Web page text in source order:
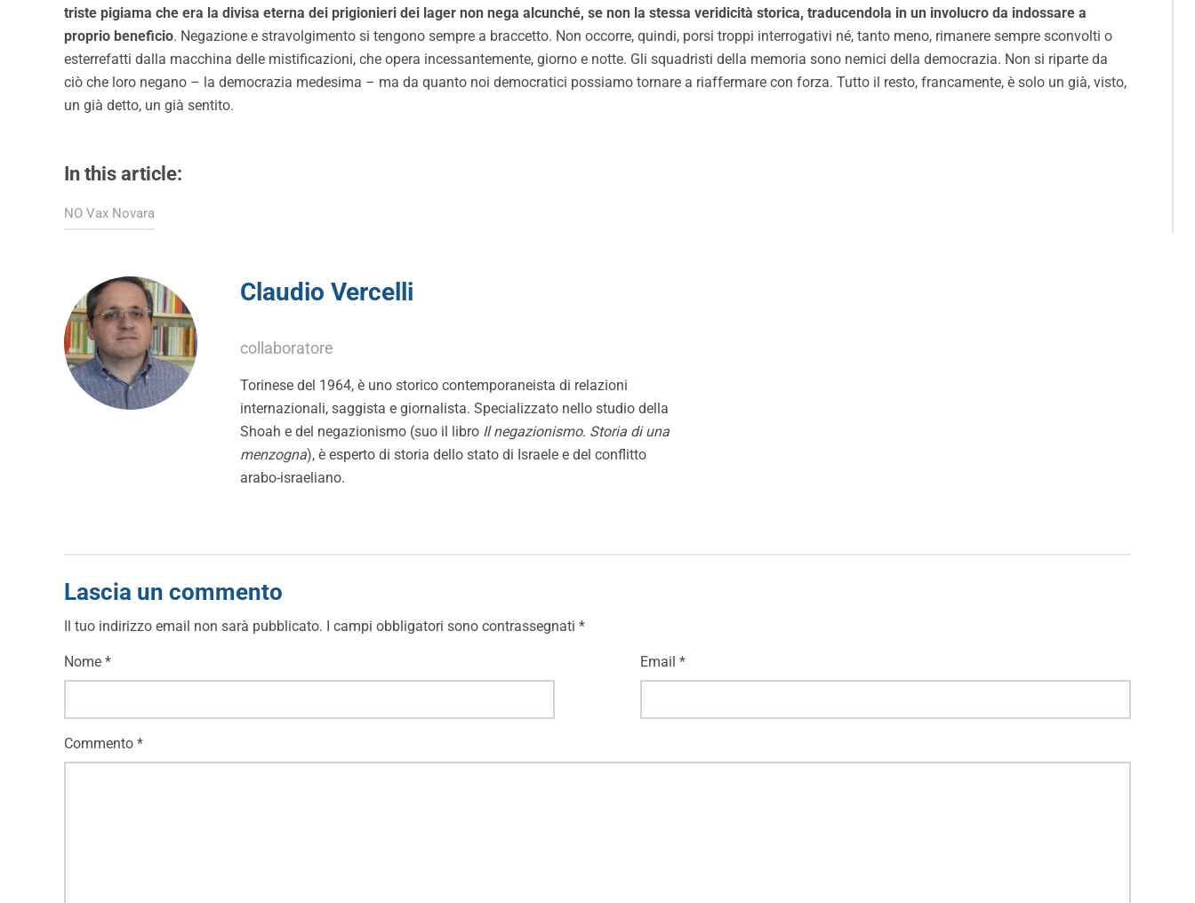
triste pigiama che era la divisa eterna dei prigionieri dei lager non nega alcunché, se non la stessa veridicità storica, traducendola in un involucro da indossare a
proprio beneficio. Negazione e stravolgimento si tengono sempre a braccetto. Non occorre, quindi, porsi troppi interrogativi né, tanto meno, rimanere sempre sconvolti o
esterrefatti dalla macchina delle mistificazioni, che opera incessantemente, giorno e notte. Gli squadristi della memoria sono nemici della democrazia. Non si riparte da
ciò che loro negano – la democrazia medesima – ma da quanto noi democratici possiamo tornare a riaffermare con forza. Tutto il resto, francamente, è solo un già, visto,
un già detto, un già sentito.
In this article:
NO Vax Novara
Claudio Vercelli
collaboratore
Torinese del 1964, è uno storico contemporaneista di relazioni
internazionali, saggista e giornalista. Specializzato nello studio della
Shoah e del negazionismo (suo il libro Il negazionismo. Storia di una
menzogna), è esperto di storia dello stato di Israele e del conflitto
arabo-israeliano.
Lascia un commento
Il tuo indirizzo email non sarà pubblicato. I campi obbligatori sono contrassegnati *
Commento *
Nome * Email *